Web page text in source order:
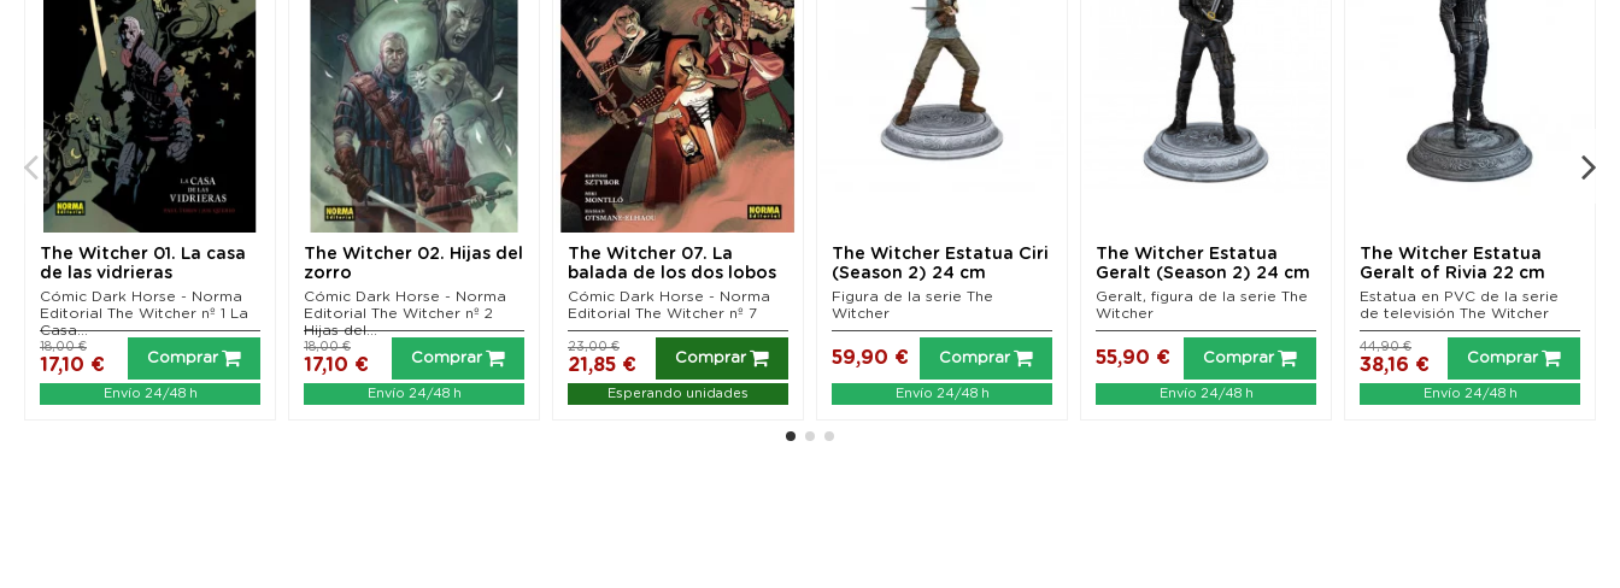
The Witcher 01. La casa
de las vidrieras
Cómic Dark Horse - Norma
Editorial The Witcher nº 1 La
Casa...
17,10 €
18,00 €
Comprar
Envío 24/48 h
The Witcher 02. Hijas del
zorro
Cómic Dark Horse - Norma
Editorial The Witcher nº 2
Hijas del...
17,10 €
18,00 €
Comprar
Envío 24/48 h
The Witcher 07. La
balada de los dos lobos
Cómic Dark Horse - Norma
Editorial The Witcher nº 7
21,85 €
23,00 €
Comprar
Esperando unidades
The Witcher Estatua Ciri
(Season 2) 24 cm
Figura de la serie The
Witcher
59,90 € Comprar
Envío 24/48 h
The Witcher Estatua
Geralt (Season 2) 24 cm
Geralt, figura de la serie The
Witcher
55,90 € Comprar
Envío 24/48 h
The Witcher Estatua
Geralt of Rivia 22 cm
Estatua en PVC de la serie
de televisión The Witcher
38,16 €
44,90 €
Comprar
Envío 24/48 h